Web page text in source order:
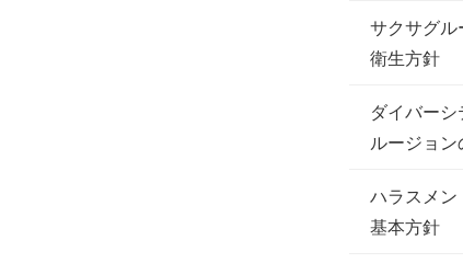
サクサグル
衛生方針
ダイバーシ
ルージョン
ハラスメン
基本方針